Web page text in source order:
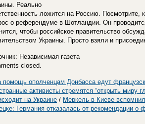
Реально
ложится на Россию. Посмотрите,
о референдуме в Шотландии. Он
чтобы российское правительство
Украины. Просто взяли и
Независимая газета
closed.
помощь ополченцам Донбасса едут
активисты стремятся “открыть миру
на Украине / Меркель в Киеве
Германия отказалась от рекомендации о